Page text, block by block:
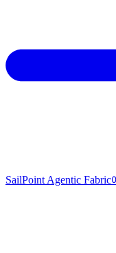
SailPoint Agentic Fabric